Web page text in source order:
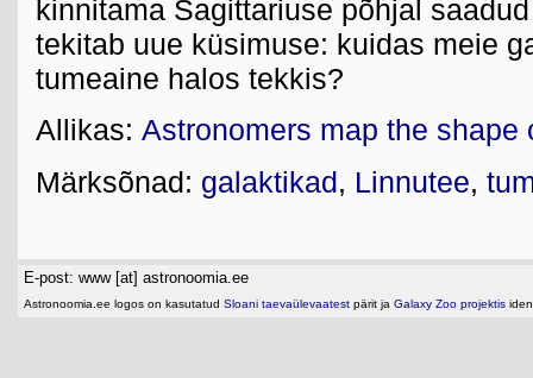
kinnitama Sagittariuse põhjal
tekitab uue küsimuse: kuidas meie
tumeaine halos tekkis?
Allikas: Astronomers map the shape
Märksõnad: galaktikad, Linnutee,
E-post: www [at] astronoomia.ee
Astronoomia.ee logos on kasutatud Sloani taevaülevaatest pärit ja Galaxy Zoo projektis